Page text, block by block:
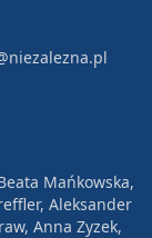
Mańkowska,
Aleksander
Anna Zyzek,